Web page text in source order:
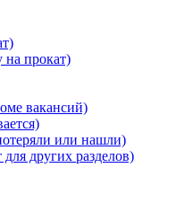
на прокат)
вакансий)
или нашли)
других разделов)